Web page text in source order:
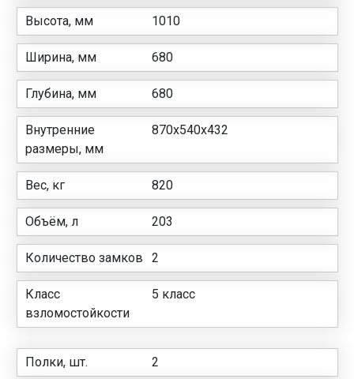
Высота, мм 1010
Ширина, мм 680
Глубина, мм 680
Внутренние
размеры, мм
870x540x432
Вес, кг 820
Объём, л 203
Количество замков 2
Класс
взломостойкости
5 класс
Полки, шт. 2